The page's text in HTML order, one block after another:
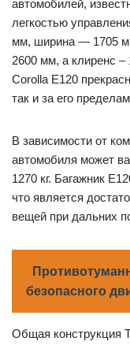
автомобилей,
легкостью
мм, ширина — 1705
2600 мм, а клиренс
Corolla Е120
так и за его
В зависимости от
автомобиля может
1270 кг. Багажник
что является
вещей при дальних
безопасного
Общая конструкция